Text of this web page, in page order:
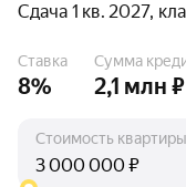
Сдача 1 кв. 2027,
Ставка
8%
Сумма
2,1 млн ₽
Стоимость
₽